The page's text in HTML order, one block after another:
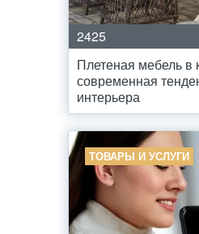
2425
Плетеная мебель в
современная
интерьера
ТОВАРЫ И УСЛУГИ